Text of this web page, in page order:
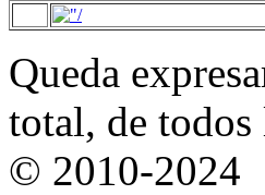
Queda
total, de
© 2010-2024